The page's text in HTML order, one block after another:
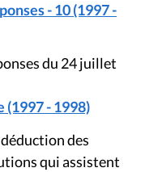
- 10 (1997 -
du 24 juillet
(1997 - 1998)
des
qui assistent